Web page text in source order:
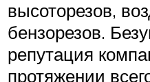
высоторезов,
бензорезов.
репутация
протяжении